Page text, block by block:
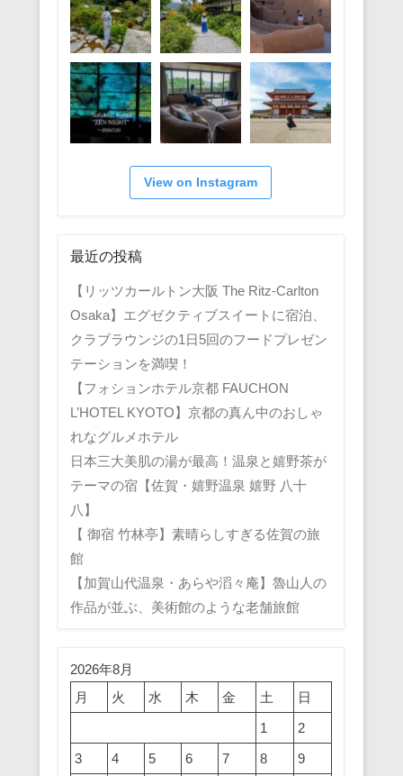
View on Instagram
最近の投稿
【リッツカールトン大阪 The Ritz-Carlton
Osaka】エグゼクティブスイートに宿泊、
クラブラウンジの1日5回のフードプレゼン
テーションを満喫！
【フォションホテル京都 FAUCHON
L’HOTEL KYOTO】京都の真ん中のおしゃ
れなグルメホテル
日本三大美肌の湯が最高！温泉と嬉野茶が
テーマの宿【佐賀・嬉野温泉 嬉野 八十
八】
【 御宿 竹林亭】素晴らしすぎる佐賀の旅
館
【加賀山代温泉・あらや滔々庵】魯山人の
作品が並ぶ、美術館のような老舗旅館
2026年8月
月
火 水 木 金 土
日
1
2
3
4 5 6 7 8
9